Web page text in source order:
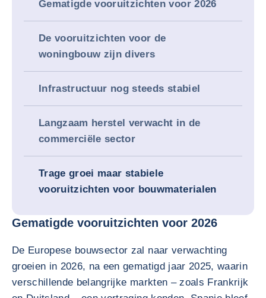
Gematigde vooruitzichten voor 2026
De vooruitzichten voor de
woningbouw zijn divers
Infrastructuur nog steeds stabiel
Langzaam herstel verwacht in de
commerciële sector
Trage groei maar stabiele
vooruitzichten voor bouwmaterialen
Gematigde vooruitzichten voor 2026
De Europese bouwsector zal naar verwachting
groeien in 2026, na een gematigd jaar 2025, waarin
verschillende belangrijke markten – zoals Frankrijk